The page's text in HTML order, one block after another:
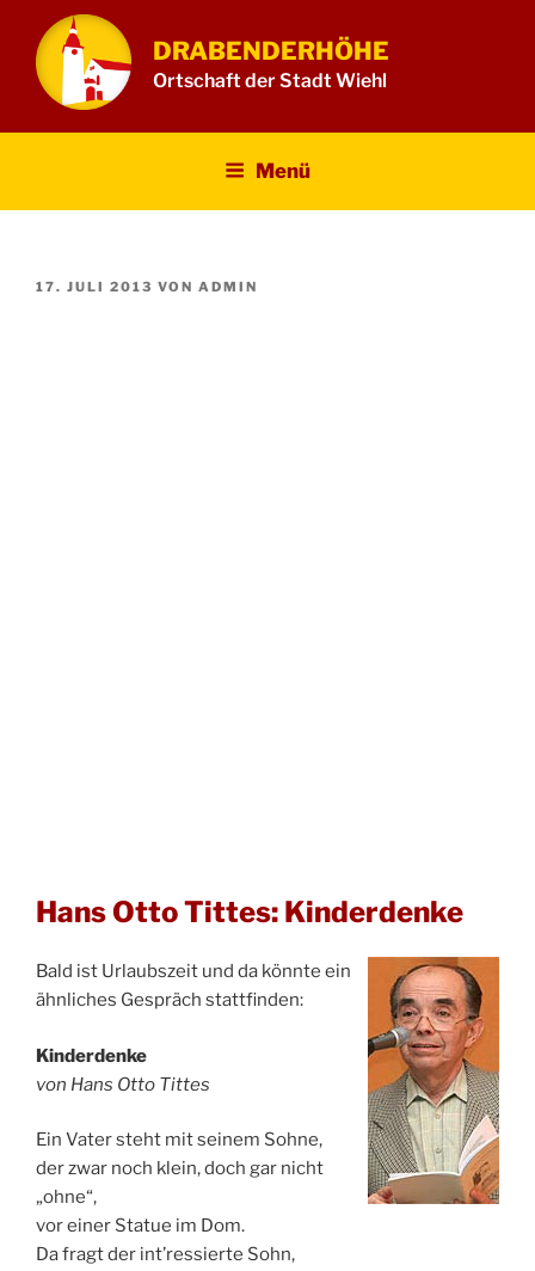
Inhalt
springen
DRABENDERHÖHE
Ortschaft der Stadt Wiehl
Menü
VERÖFFENTLICHT
17. JULI 2013 VON ADMIN
Hans Otto Tittes: Kinderdenke
Bald ist Urlaubszeit und da könnte ein
ähnliches Gespräch stattfinden:
Kinderdenke
von Hans Otto Tittes
Ein Vater steht mit seinem Sohne,
der zwar noch klein, doch gar nicht
„ohne“,
vor einer Statue im Dom.
Da fragt der int’ressierte Sohn,